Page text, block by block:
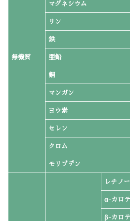
無機質
マグネシウム
リン
鉄
亜鉛
銅
マンガン
ヨウ素
セレン
クロム
モリブデン
レチノ
α-カロ
β-カロ